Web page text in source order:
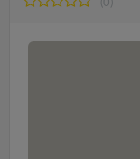
(0)